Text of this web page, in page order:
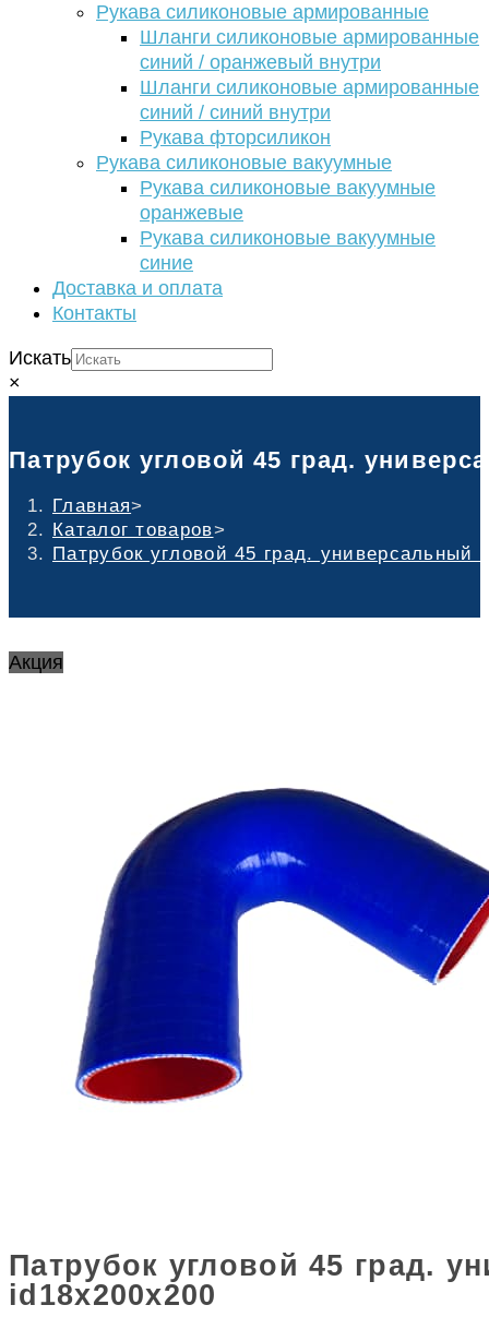
Рукава силиконовые армированные
Шланги силиконовые армированные
синий / оранжевый внутри
Шланги силиконовые армированные
синий / синий внутри
Рукава фторсиликон
Рукава силиконовые вакуумные
Рукава силиконовые вакуумные
оранжевые
Рукава силиконовые вакуумные
синие
Доставка и оплата
Контакты
Искать
×
Патрубок угловой 45 град.
Главная>
Каталог товаров>
Патрубок угловой 45 град. универсальный
Акция
Патрубок угловой 45 град.
id18х200х200